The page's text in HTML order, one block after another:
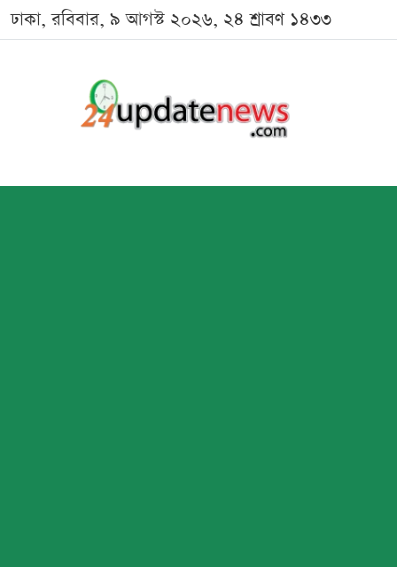
ঢাকা, রবিবার, ৯ আগস্ট ২০২৬, ২৪ শ্রাবণ ১৪৩৩